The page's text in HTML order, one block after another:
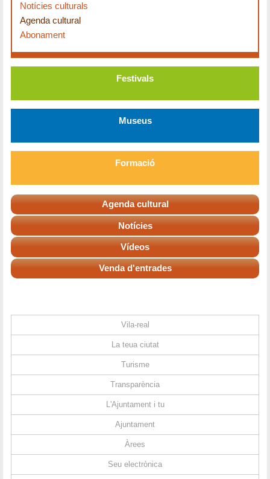
Notícies culturals
Agenda cultural
Abonament
Festivals
Museus
Formació
Agenda cultural
Notícies
Vídeos
Venda d'entrades
Vila-real
La teua ciutat
Turisme
Transparència
L'Ajuntament i tu
Ajuntament
Àrees
Seu electrònica